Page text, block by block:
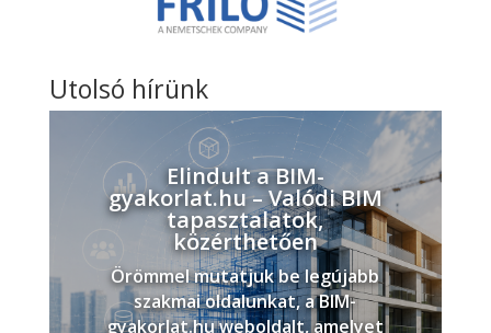
Utolsó hírünk
Elindult a BIM-
gyakorlat.hu – Valódi BIM
tapasztalatok,
közérthetően
Örömmel mutatjuk be legújabb
szakmai oldalunkat, a BIM-
gyakorlat.hu weboldalt, amelyet